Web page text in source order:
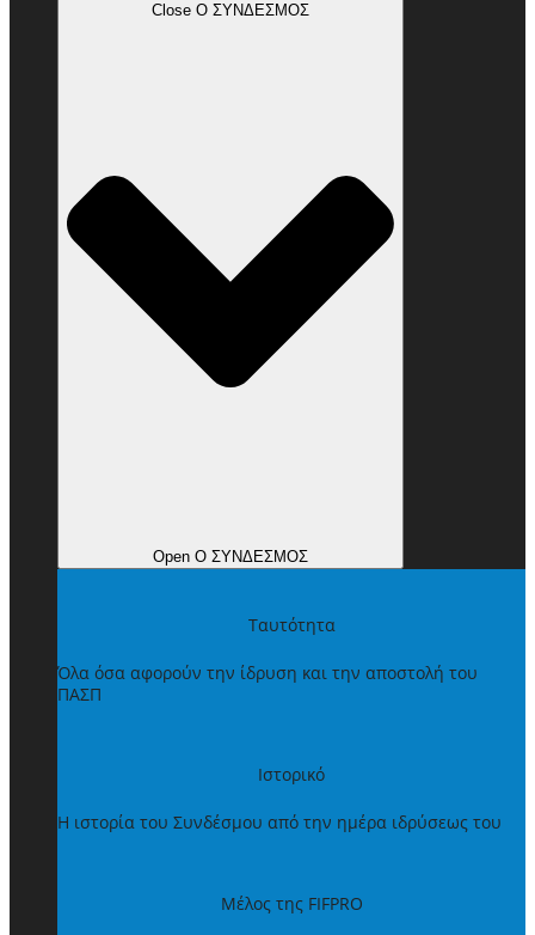
Close Ο ΣΥΝΔΕΣΜΟΣ
Open Ο ΣΥΝΔΕΣΜΟΣ
Ταυτότητα
Όλα όσα αφορούν την ίδρυση και την αποστολή του
ΠΑΣΠ
Ιστορικό
Η ιστορία του Συνδέσμου από την ημέρα ιδρύσεως του
Μέλος της FIFPRO